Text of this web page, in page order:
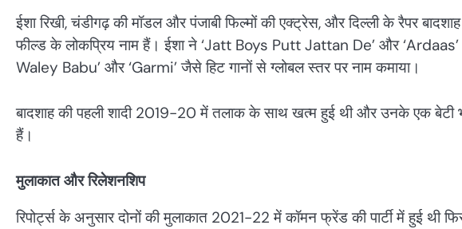
ईशा रिखी, चंडीगढ़ की मॉडल और पंजाबी फिल्मों की एक्ट्रेस, और दिल्ली के रैपर
फील्ड के लोकप्रिय नाम हैं। ईशा ने ‘Jatt Boys Putt Jattan De’ और ‘Ardaas’
Waley Babu’ और ‘Garmi’ जैसे हिट गानों से ग्लोबल स्तर पर नाम कमाया।
बादशाह की पहली शादी 2019-20 में तलाक के साथ खत्म हुई थी और उनके एक
हैं।
मुलाकात और रिलेशनशिप
रिपोर्ट्स के अनुसार दोनों की मुलाकात 2021-22 में कॉमन फ्रेंड की पार्टी में हुई थी